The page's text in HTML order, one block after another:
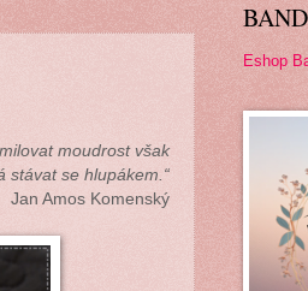
moudrost však
stávat se hlupákem.“
Jan Amos Komenský
Eshop